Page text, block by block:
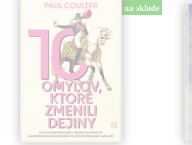
na sklade